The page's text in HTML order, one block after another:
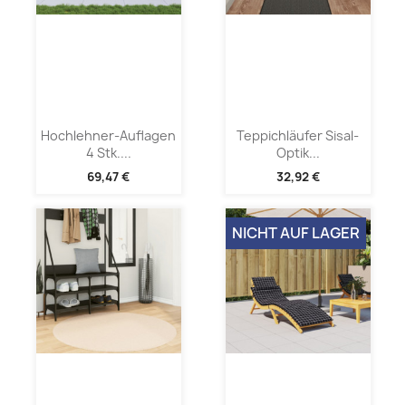
Hochlehner-Auflagen
4 Stk....
69,47 €
Teppichläufer Sisal-
Optik...
32,92 €
NICHT AUF LAGER